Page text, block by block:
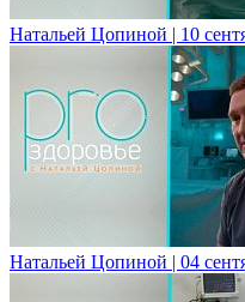
Натальей Цопиной | 10
Натальей Цопиной | 04